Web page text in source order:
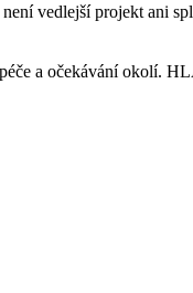
vedlejší projekt ani
a očekávání okolí.